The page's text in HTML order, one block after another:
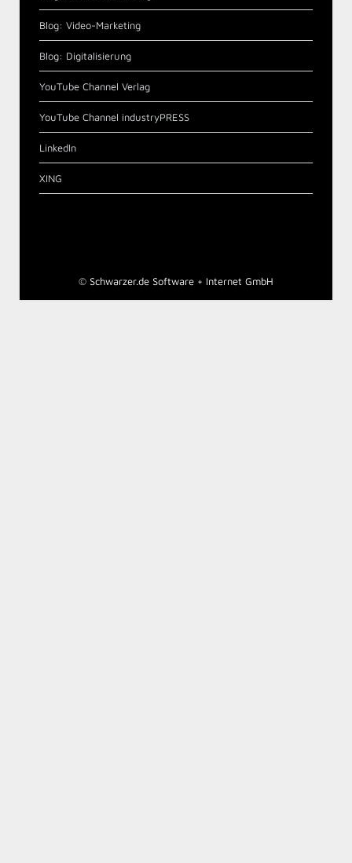
Blog: Video-Marketing
Blog: Digitalisierung
YouTube Channel Verlag
YouTube Channel industryPRESS
LinkedIn
XING
© Schwarzer.de Software + Internet GmbH